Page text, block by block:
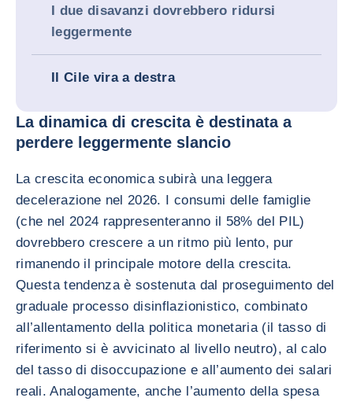
I due disavanzi dovrebbero ridursi
leggermente
Il Cile vira a destra
La dinamica di crescita è destinata a
perdere leggermente slancio
La crescita economica subirà una leggera
decelerazione nel 2026. I consumi delle famiglie
(che nel 2024 rappresenteranno il 58% del PIL)
dovrebbero crescere a un ritmo più lento, pur
rimanendo il principale motore della crescita.
Questa tendenza è sostenuta dal proseguimento del
graduale processo disinflazionistico, combinato
all’allentamento della politica monetaria (il tasso di
riferimento si è avvicinato al livello neutro), al calo
del tasso di disoccupazione e all’aumento dei salari
reali. Analogamente, anche l’aumento della spesa